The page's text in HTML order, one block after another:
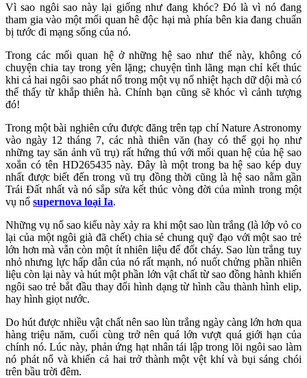
Vì sao ngôi sao này lại giống như đang khóc? Đó là vì nó đang
tham gia vào một mối quan hê độc hại mà phía bên kia đang chuẩn
bị tước đi mạng sống của nó.
Trong các mối quan hệ ở những hệ sao như thế này, không có
chuyện chia tay trong yên lặng; chuyện tình lãng mạn chỉ kết thúc
khi cả hai ngôi sao phát nổ trong một vụ nổ nhiệt hạch dữ dội mà có
thể thấy từ khắp thiên hà. Chính bạn cũng sẽ khóc vì cảnh tượng
đó!
Trong một bài nghiên cứu được đăng trên tạp chí Nature Astronomy
vào ngày 12 tháng 7, các nhà thiên văn (hay có thể gọi họ như
những tay săn ảnh vũ trụ) rất hứng thú với mối quan hệ của hệ sao
xoắn có tên HD265435 này. Đây là một trong ba hệ sao kép duy
nhất được biết đến trong vũ trụ đồng thời cũng là hệ sao nằm gần
Trái Đất nhất và nó sắp sửa kết thúc vòng đời của mình trong một
vụ nổ supernova loại Ia.
Những vụ nổ sao kiểu này xảy ra khi một sao lùn trắng (là lớp vỏ co
lại của một ngôi già đã chết) chia sẻ chung quỹ đạo với một sao trẻ
lớn hơn mà vẫn còn một ít nhiên liệu để đốt cháy. Sao lùn trắng tuy
nhỏ nhưng lực hấp dẫn của nó rất mạnh, nó nuốt chửng phần nhiên
liệu còn lại này và hút một phần lớn vật chất từ sao đồng hành khiến
ngôi sao trẻ bắt đầu thay đổi hình dạng từ hình cầu thành hình elip,
hay hình giọt nước.
Do hút được nhiều vật chất nên sao lùn trắng ngày càng lớn hơn qua
hàng triệu năm, cuối cùng trở nên quá lớn vượt quá giới hạn của
chính nó. Lúc này, phản ứng hạt nhân tái lập trong lõi ngôi sao làm
nó phát nổ và khiến cả hai trở thành một vệt khí và bụi sáng chói
trên bầu trời đêm.